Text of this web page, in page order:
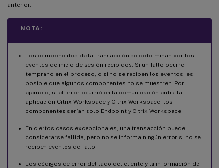
anterior.
NOTA:
Los componentes de la transacción se determinan por los
eventos de inicio de sesión recibidos. Si un fallo ocurre
temprano en el proceso, o si no se reciben los eventos, es
posible que algunos componentes no se muestren. Por
ejemplo, si el error ocurrió en la comunicación entre la
aplicación Citrix Workspace y Citrix Workspace, los
componentes serían solo Endpoint y Citrix Workspace.
En ciertos casos excepcionales, una transacción puede
considerarse fallida, pero no se informa ningún error si no se
reciben eventos de fallo.
Los códigos de error del lado del cliente y la información de